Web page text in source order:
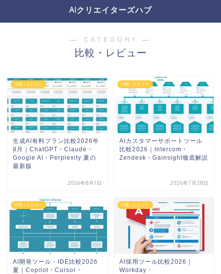
AIクリエイターズハブ
― CATEGORY ―
比較・レビュー
比較・レビュー
生成AI有料プラン比較2026年
8月｜ChatGPT・Claude・
Google AI・Perplexity 夏の
最新版
2026年8月1日
比較・レビュー
AIカスタマーサポートツール
比較2026｜Intercom・
Zendesk・Gainsight徹底解説
2026年7月28日
比較・レビュー
AI開発ツール・IDE比較2026
夏｜Copilot・Cursor・
比較・レビュー
AI採用ツール比較2026｜
Workday・